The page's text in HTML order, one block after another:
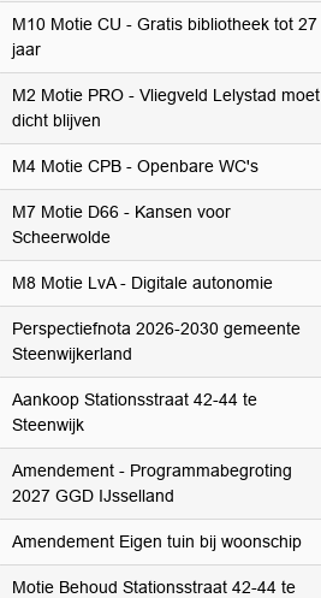
M10 Motie CU - Gratis bibliotheek tot 27
jaar
M2 Motie PRO - Vliegveld Lelystad moet
dicht blijven
M4 Motie CPB - Openbare WC's
M7 Motie D66 - Kansen voor
Scheerwolde
M8 Motie LvA - Digitale autonomie
Perspectiefnota 2026-2030 gemeente
Steenwijkerland
Aankoop Stationsstraat 42-44 te
Steenwijk
Amendement - Programmabegroting
2027 GGD IJsselland
Amendement Eigen tuin bij woonschip
Motie Behoud Stationsstraat 42-44 te